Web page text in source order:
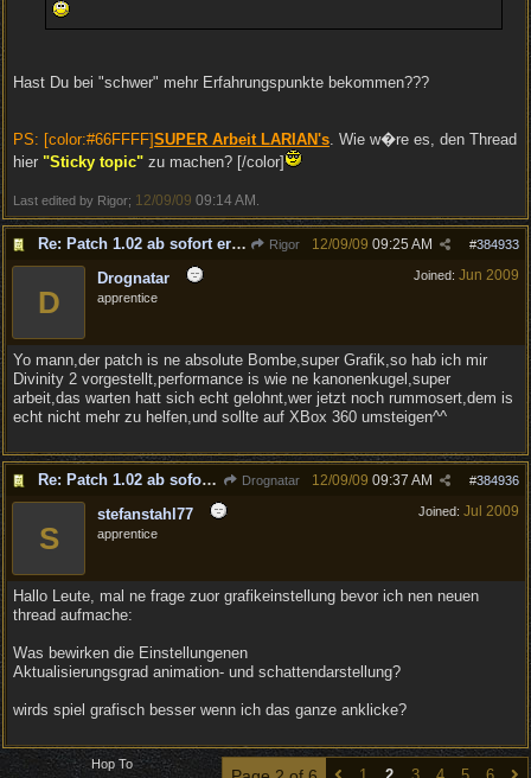
Hast Du bei "schwer" mehr Erfahrungspunkte bekommen???
PS: [color:#66FFFF]SUPER Arbeit LARIAN's. Wie w�re es, den Thread
hier "Sticky topic" zu machen? [/color]
Last edited by Rigor; 12/09/09 09:14 AM
Re: Patch 1.02 ab sofort erh�ltlich! Rigor #384933
12/09/09 09:25 AM
Joined: Jun 2009
D
Drognatar
apprentice
Yo mann,der patch is ne absolute Bombe,super Grafik,so hab ich mir
Divinity 2 vorgestellt,performance is wie ne kanonenkugel,super
arbeit,das warten hatt sich echt gelohnt,wer jetzt noch rummosert,dem is
echt nicht mehr zu helfen,und sollte auf XBox 360 umsteigen^^
Re: Patch 1.02 ab sofort erh�ltlich! Drognatar #384936
12/09/09 09:37 AM
Joined: Jul 2009
S
stefanstahl77
apprentice
Hallo Leute, mal ne frage zuor grafikeinstellung bevor ich nen neuen
thread aufmache:
Was bewirken die Einstellungenen
Aktualisierungsgrad animation- und schattendarstellung?
wirds spiel grafisch besser wenn ich das ganze anklicke?
Hop To